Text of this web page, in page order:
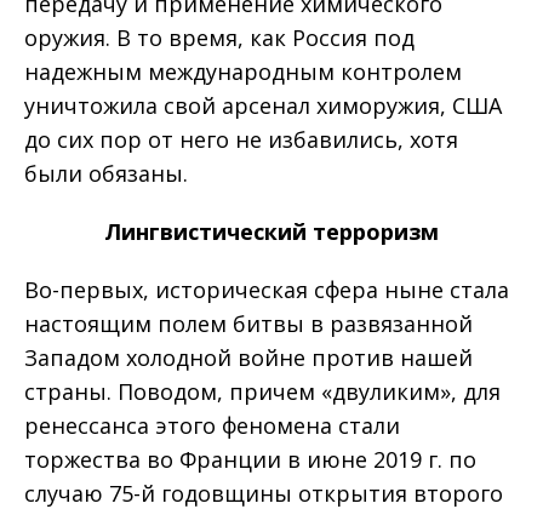
оружия. В то время, как Россия под
надежным международным контролем
уничтожила свой арсенал химоружия, США
до сих пор от него не избавились, хотя
были обязаны.
Лингвистический терроризм
Во-первых, историческая сфера ныне стала
настоящим полем битвы в развязанной
Западом холодной войне против нашей
страны. Поводом, причем «двуликим», для
ренессанса этого феномена стали
торжества во Франции в июне 2019 г. по
случаю 75-й годовщины открытия второго